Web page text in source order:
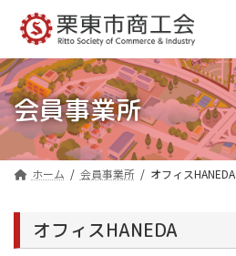
ン
ツ
へ
ス
キ
ッ
ー
シ
ョ
ン
に
移
会員事業所
ホーム 会員事業所 オフィスHANEDA
オフィスHANEDA